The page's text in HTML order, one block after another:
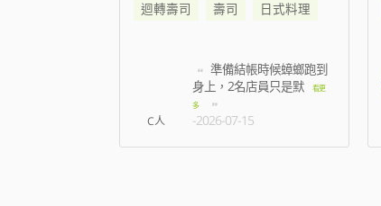
迴轉壽司
壽司 日式料理
林孟薇
我訂八點 七百多號 現在
七點半 才叫到6
看更多
-2026-08-07